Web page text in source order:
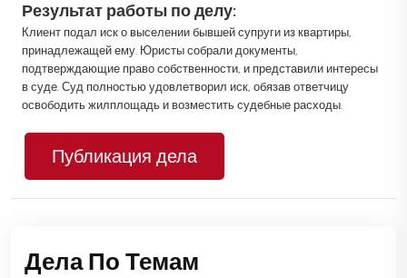
Результат работы по делу:
Клиент подал иск о выселении бывшей супруги из квартиры,
принадлежащей ему. Юристы собрали документы,
подтверждающие право собственности, и представили интересы
в суде. Суд полностью удовлетворил иск, обязав ответчицу
освободить жилплощадь и возместить судебные расходы.
Публикация дела
Дела По Темам